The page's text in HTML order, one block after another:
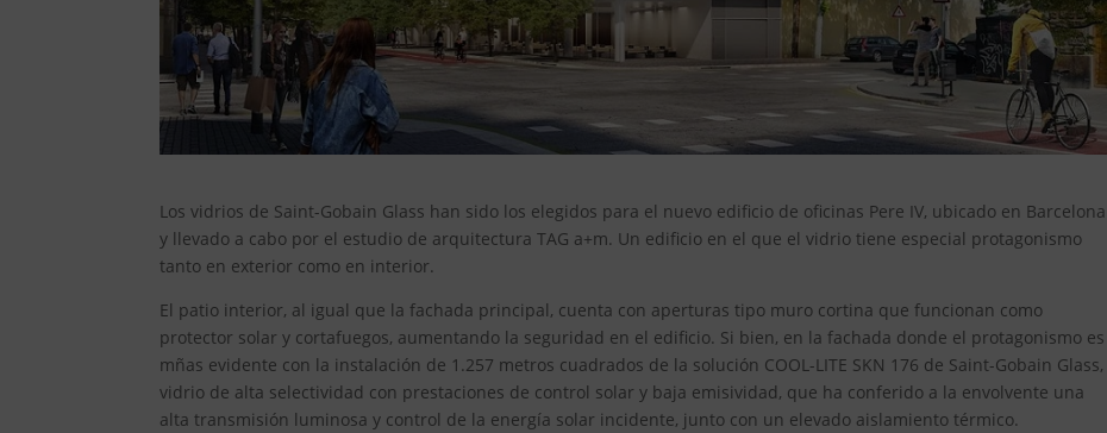
Los vidrios de Saint-Gobain Glass han sido los elegidos para el nuevo edificio de oficinas Pere IV, ubicado en Barcelona
y llevado a cabo por el estudio de arquitectura TAG a+m. Un edificio en el que el vidrio tiene especial protagonismo
tanto en exterior como en interior.
El patio interior, al igual que la fachada principal, cuenta con aperturas tipo muro cortina que funcionan como
protector solar y cortafuegos, aumentando la seguridad en el edificio. Si bien, en la fachada donde el protagonismo es
mñas evidente con la instalación de 1.257 metros cuadrados de la solución COOL-LITE SKN 176 de Saint-Gobain Glass,
vidrio de alta selectividad con prestaciones de control solar y baja emisividad, que ha conferido a la envolvente una
alta transmisión luminosa y control de la energía solar incidente, junto con un elevado aislamiento térmico.